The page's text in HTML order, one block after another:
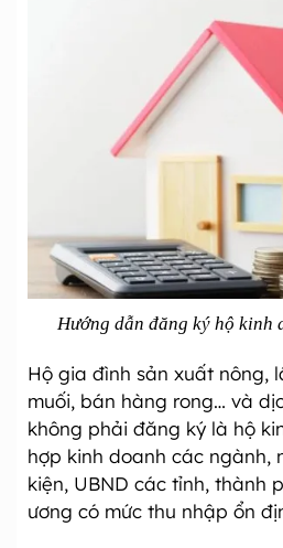
Hướng dẫn đăng ký hộ kinh
Hộ gia đình sản xuất nông,
muối, bán hàng rong… và
không phải đăng ký là hộ
hợp kinh doanh các ngành,
kiện, UBND các tỉnh, thành
ương có mức thu nhập ổn